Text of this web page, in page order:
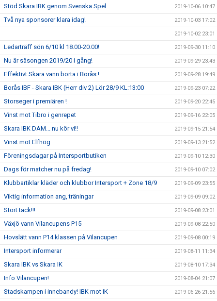
Stöd Skara IBK genom Svenska Spel 2019-10-06 10:47
Två nya sponsorer klara idag! 2019-10-03 17:02
2019-10-02 23:01
Ledarträff sön 6/10 kl 18.00-20.00! 2019-09-30 11:10
Nu är säsongen 2019/20 i gång! 2019-09-29 23:43
Effektivt Skara vann borta i Borås ! 2019-09-28 19:49
Borås IBF - Skara IBK (Herr div 2) Lör 28/9 KL:13:00 2019-09-23 07:22
Storseger i premiären ! 2019-09-20 22:45
Vinst mot Tibro i genrepet 2019-09-16 22:05
Skara IBK DAM... nu kör vi!! 2019-09-15 21:54
Vinst mot Elfhög 2019-09-13 21:52
Föreningsdagar på Intersportbutiken 2019-09-10 12:30
Dags för matcher nu på fredag! 2019-09-10 07:02
Klubbartiklar kläder och klubbor Intersport + Zone 18/9 2019-09-09 23:55
Viktig information ang, träningar 2019-09-09 09:02
Stort tack!!! 2019-09-08 23:01
Växjö vann Vilancupens P15 2019-09-08 22:50
Hovslätt vann P14 klassen på Vilancupen 2019-09-08 00:19
Intersport informerar 2019-08-11 11:34
Skara IBK vs Skara IK 2019-08-10 17:34
Info Vilancupen! 2019-08-04 21:07
Stadskampen i innebandy! IBK mot IK 2019-06-26 21:56